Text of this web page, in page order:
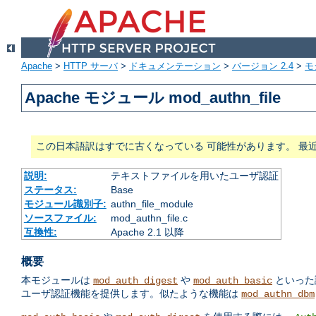
Apache > HTTP サーバ> ドキュメンテーション > バージョン 2.4 >
Apache モジュール mod_authn_file
この日本語訳はすでに古くなっている 可能性があります。 最
説明:
テキストファイルを用いたユーザ認証
ステータス:
Base
モジュール識別子: authn_file_module
ソースファイル:
mod_authn_file.c
互換性:
Apache 2.1 以降
概要
本モジュールは mod_auth_digest や mod_auth_basic といっ
ユーザ認証機能を提供します。似たような機能は mod_authn_dbm